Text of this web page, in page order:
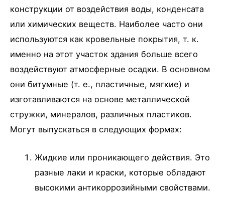
конструкции от воздействия воды, конденсата
или химических веществ. Наиболее часто они
используются как кровельные покрытия, т. к.
именно на этот участок здания больше всего
воздействуют атмосферные осадки. В основном
они битумные (т. е., пластичные, мягкие) и
изготавливаются на основе металлической
стружки, минералов, различных пластиков.
Могут выпускаться в следующих формах:
Жидкие или проникающего действия. Это
разные лаки и краски, которые обладают
высокими антикоррозийными свойствами.